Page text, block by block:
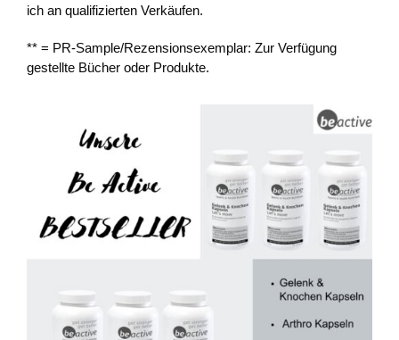
ich an qualifizierten Verkäufen.
** = PR-Sample/Rezensionsexemplar: Zur Verfügung
gestellte Bücher oder Produkte.